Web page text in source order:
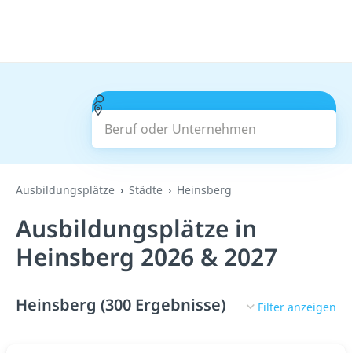
Beruf oder Unternehmen
Suchen
Ausbildungsplätze Städte Heinsberg
Ausbildungsplätze in
Heinsberg 2026 & 2027
Heinsberg (300 Ergebnisse) Filter anzeigen